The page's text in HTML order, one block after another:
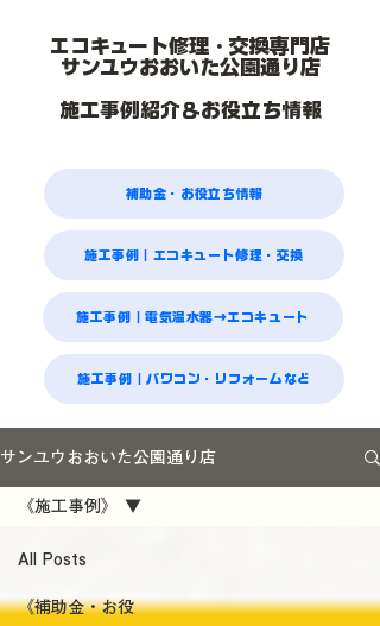
エコキュート修理・交換専門店
サンユウおおいた公園通り店
施工事例紹介＆お役立ち情報
補助金・お役立ち情報
施工事例｜エコキュート修理・交換
施工事例｜電気温水器→エコキュート
施工事例｜パワコン・リフォームなど
サンユウおおいた公園通り店
All Posts
《補助金・お役
《施工事例》